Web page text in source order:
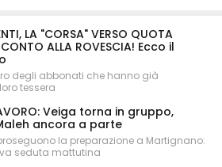
LA "CORSA" VERSO QUOTA
ALLA ROVESCIA! Ecco il
degli abbonati che hanno già
tessera
Veiga torna in gruppo,
ancora a parte
la preparazione a Martignano:
seduta mattutina